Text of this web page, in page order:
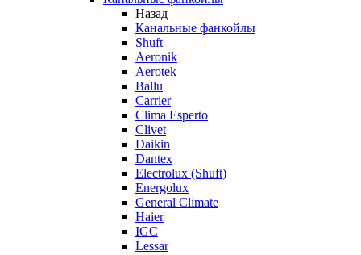
Назад
Канальные фанкойлы
Shuft
Aeronik
Aerotek
Ballu
Carrier
Clima Esperto
Clivet
Daikin
Dantex
Electrolux (Shuft)
Energolux
General Climate
Haier
IGC
Lessar